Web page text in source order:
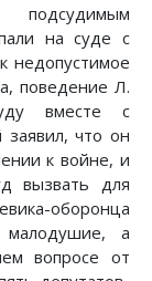
подсудимым
на суде с
недопустимое
поведение Л.
вместе с
что он
к войне, и
вызвать для
оборонца
а
вопросе от